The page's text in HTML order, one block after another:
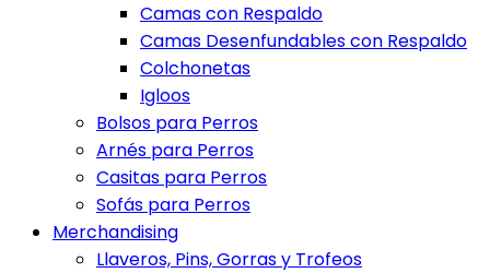
Camas con Respaldo
Camas Desenfundables con Respaldo
Colchonetas
Igloos
Bolsos para Perros
Arnés para Perros
Casitas para Perros
Sofás para Perros
Merchandising
Llaveros, Pins, Gorras y Trofeos